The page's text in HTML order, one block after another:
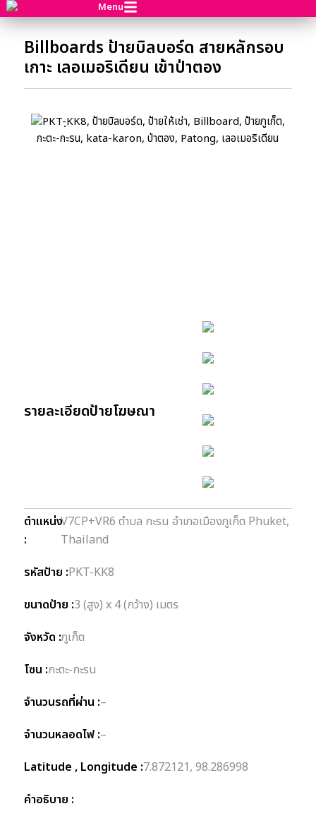
Menu
Billboards ป้ายบิลบอร์ด สายหลักรอบ
เกาะ เลอเมอริเดียน เข้าป่าตอง
รายละเอียดป้ายโฆษณา
ตำแหน่ง
:
V7CP+VR6 ตำบล กะรน อำเภอเมืองภูเก็ต Phuket,
Thailand
รหัสป้าย :PKT-KK8
ขนาดป้าย :3 (สูง) x 4 (กว้าง) เมตร
จังหวัด :ภูเก็ต
โซน :กะตะ-กะรน
จำนวนรถที่ผ่าน :–
จำนวนหลอดไฟ :–
Latitude , Longitude :7.872121, 98.286998
คำอธิบาย :